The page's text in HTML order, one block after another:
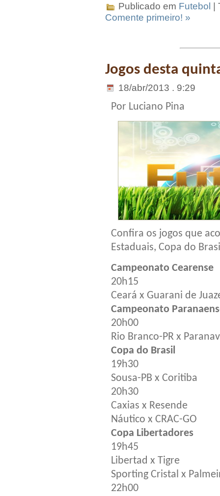
Publicado em Futebol
|
Comente primeiro! »
Jogos desta
18/abr/2013 . 9:29
Por Luciano Pina
Confira os jogos que
Estaduais, Copa do
Campeonato Cearense
20h15
Ceará x Guarani de
Campeonato
20h00
Rio Branco-PR x
Copa do Brasil
19h30
Sousa-PB x Coritiba
20h30
Caxias x Resende
Náutico x CRAC-GO
Copa Libertadores
19h45
Libertad x Tigre
Sporting Cristal x
22h00